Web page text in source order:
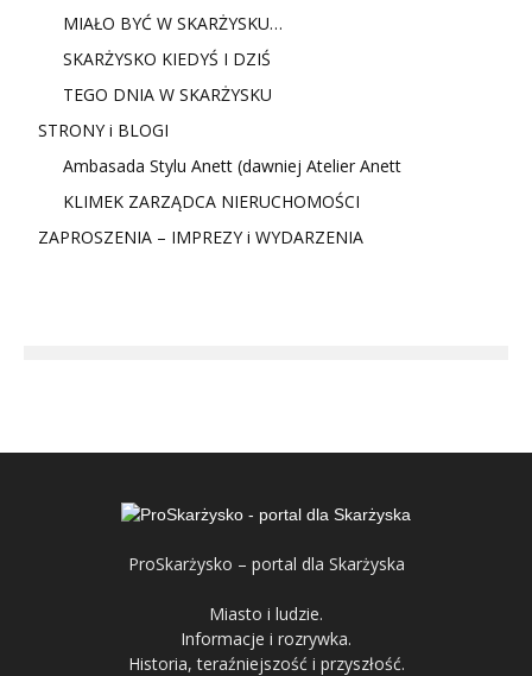
MIAŁO BYĆ W SKARŻYSKU…
SKARŻYSKO KIEDYŚ I DZIŚ
TEGO DNIA W SKARŻYSKU
STRONY i BLOGI
Ambasada Stylu Anett (dawniej Atelier Anett
KLIMEK ZARZĄDCA NIERUCHOMOŚCI
ZAPROSZENIA – IMPREZY i WYDARZENIA
ProSkarżysko – portal dla Skarżyska
Miasto i ludzie.
Informacje i rozrywka.
Historia, teraźniejszość i przyszłość.